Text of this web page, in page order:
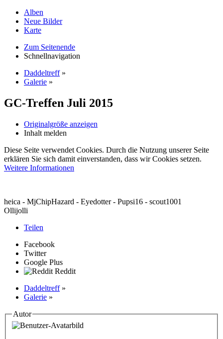
Alben
Neue Bilder
Karte
Zum Seitenende
Schnellnavigation
Daddeltreff »
Galerie »
GC-Treffen Juli 2015
Originalgröße anzeigen
Inhalt melden
Diese Seite verwendet Cookies. Durch die Nutzung unserer Seite
erklären Sie sich damit einverstanden, dass wir Cookies setzen.
Weitere Informationen
heica - MjChipHazard - Eyedotter - Pupsi16 - scout1001
Ollijolli
Teilen
Facebook
Twitter
Google Plus
Reddit
Daddeltreff »
Galerie »
Autor